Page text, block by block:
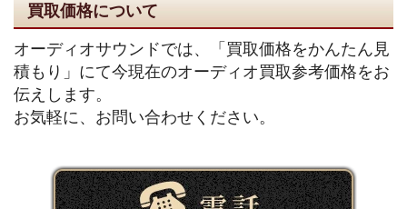
買取価格について
オーディオサウンドでは、「買取価格をかんたん見
積もり」にて今現在のオーディオ買取参考価格をお
伝えします。
お気軽に、お問い合わせください。